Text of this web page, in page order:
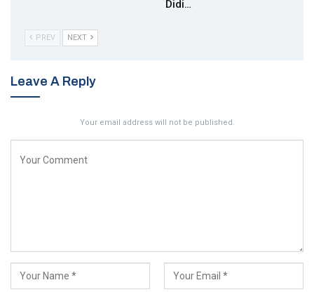
Didi…
PREV NEXT
Leave A Reply
Your email address will not be published.